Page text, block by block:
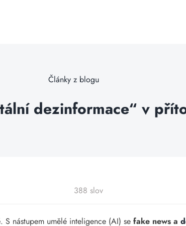
Články z blogu
dezinformace“ v
388 slov
S nástupem umělé inteligence (AI) sefake news a